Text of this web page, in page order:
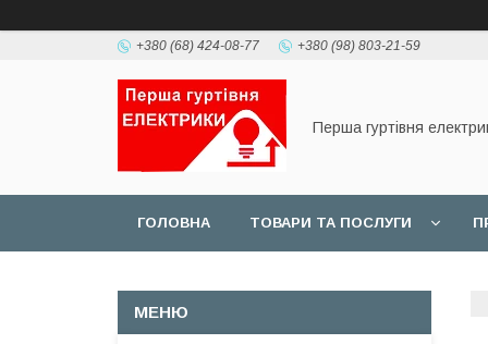
+380 (68) 424-08-77 +380 (98) 803-21-59
Перша гуртівня
ГОЛОВНА ТОВАРИ ТА ПОСЛУГИ